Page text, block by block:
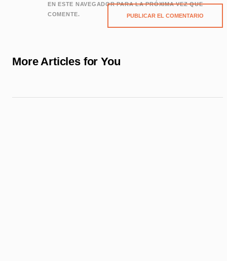
EN ESTE NAVEGADOR PARA LA PRÓXIMA VEZ QUE
COMENTE.
More Articles for You